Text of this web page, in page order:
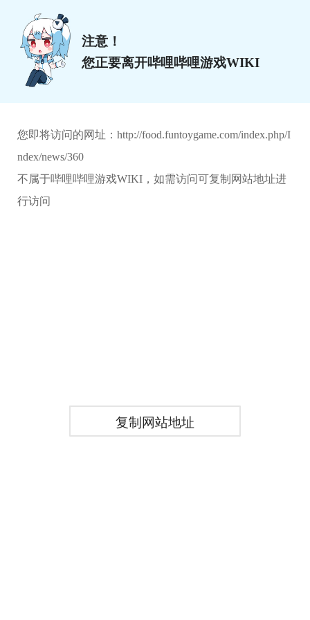
注意！
您正要离开哔哩哔哩游戏WIKI
您即将访问的网址： http://food.funtoygame.com/index.php/I
ndex/news/360
不属于哔哩哔哩游戏WIKI，如需访问可复制网站地址进
行访问
复制网站地址